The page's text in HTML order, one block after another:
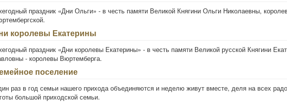
праздник «Дни Ольги» - в честь памяти Великой Княгини Ольги Николаевны,
королевы Екатерины
праздник «Дни королевы Екатерины» - в честь памяти Великой русской Княгини
- королевы Вюртемберга.
поселение
раз в год семьи нашего прихода объединяются и неделю живут вместе, деля на всех
большой приходской семьи.